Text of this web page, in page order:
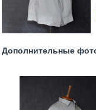
Дополнительные